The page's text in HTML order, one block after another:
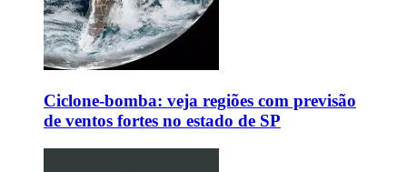
Ciclone-bomba: veja regiões com previsão
de ventos fortes no estado de SP